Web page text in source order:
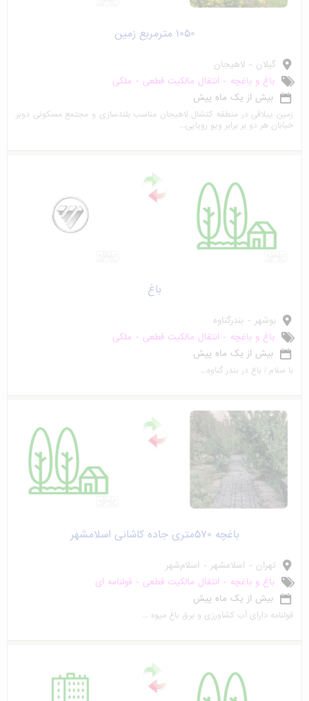
۱۰۵۰ مترمربع زمین
گیلان - لاهیجان
باغ و باغچه - انتقال مالکیت قطعی - ملکی
بیش از یک ماه پیش
زمین ییلاقی در منطقه کتشال لاهیجان مناسب بلندسازی و مجتمع مسکونی دوبر
خیابان هر دو بر برابر ویو رویایی...
باغ
بوشهر - بندرگناوه
باغ و باغچه - انتقال مالکیت قطعی - ملکی
بیش از یک ماه پیش
با سلام / باغ در بندر گناوه...
باغچه ۵۷۰متری جاده کاشانی اسلامشهر
تهران - اسلامشهر - اسلام‌شهر
باغ و باغچه - انتقال مالکیت قطعی - قولنامه ای
بیش از یک ماه پیش
قولنامه دارای آب کشاورزی و برق باغ میوه ...